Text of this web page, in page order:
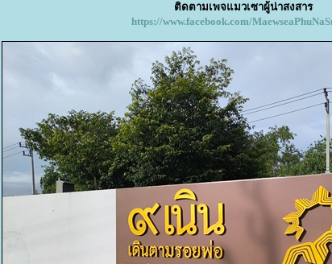
ติดตามเพจแมวเซาผู้น่าสงสาร
https://www.facebook.com/